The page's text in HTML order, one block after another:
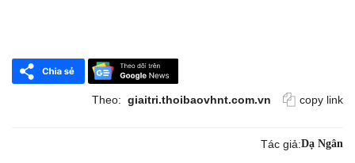
Theo: giaitri.thoibaovhnt.com.vn copy link
Tác giả:Dạ Ngân